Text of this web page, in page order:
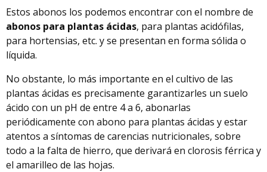
Estos abonos los podemos encontrar con el nombre de
abonos para plantas ácidas, para plantas acidófilas,
para hortensias, etc. y se presentan en forma sólida o
líquida.
No obstante, lo más importante en el cultivo de las
plantas ácidas es precisamente garantizarles un suelo
ácido con un pH de entre 4 a 6, abonarlas
periódicamente con abono para plantas ácidas y estar
atentos a síntomas de carencias nutricionales, sobre
todo a la falta de hierro, que derivará en clorosis férrica y
el amarilleo de las hojas.